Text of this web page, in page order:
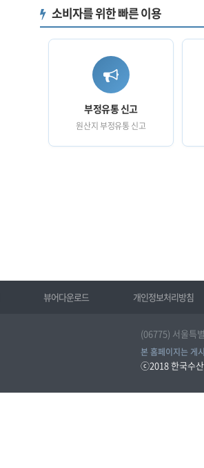
소비자를 위한 빠른 이용
부정유통 신고
원산지 부정유통 신고
뷰어다운로드 개인정보처리방침
(06775) 서울특
본 홈페이지는 게
ⓒ2018한국수